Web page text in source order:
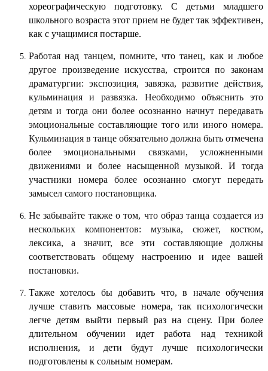
хореографическую подготовку. С детьми младшего
школьного возраста этот прием не будет так эффективен,
как с учащимися постарше.
Работая над танцем, помните, что танец, как и любое
другое произведение искусства, строится по законам
драматургии: экспозиция, завязка, развитие действия,
кульминация и развязка. Необходимо объяснить это
детям и тогда они более осознанно начнут передавать
эмоциональные составляющие того или иного номера.
Кульминация в танце обязательно должна быть отмечена
более эмоциональными связками, усложненными
движениями и более насыщенной музыкой. И тогда
участники номера более осознанно смогут передать
замысел самого постановщика.
Не забывайте также о том, что образ танца создается из
нескольких компонентов: музыка, сюжет, костюм,
лексика, а значит, все эти составляющие должны
соответствовать общему настроению и идее вашей
постановки.
Также хотелось бы добавить что, в начале обучения
лучше ставить массовые номера, так психологически
легче детям выйти первый раз на сцену. При более
длительном обучении идет работа над техникой
исполнения, и дети будут лучше психологически
подготовлены к сольным номерам.